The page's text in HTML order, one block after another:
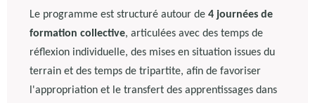
Le programme est structuré autour de 4 journées de
formation collective, articulées avec des temps de
réflexion individuelle, des mises en situation issues du
terrain et des temps de tripartite, afin de favoriser
l'appropriation et le transfert des apprentissages dans